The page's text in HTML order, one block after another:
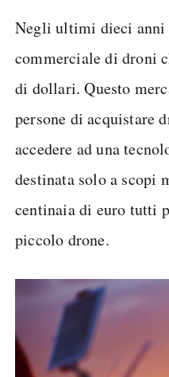
Negli ultimi dieci anni
commerciale di droni
di dollari. Questo
persone di acquistare
accedere ad una
destinata solo a scopi
centinaia di euro tutti
piccolo drone.